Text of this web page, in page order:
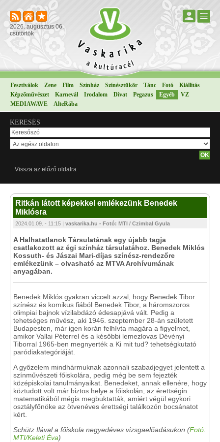
2026. augusztus 06.
csütörtök
Fesztiválok Zene Film Színház Színésztükör Tánc Fotó
Kiállítás
Képzőművészet
Karnevál Irodalom Divat Pegazus Egyéb
VZ
MEDIAWAVE
AlteRába
KERESÉS
Vissza az előző oldalra
Ritkán látott képekkel emlékezünk Benedek
Miklósra
2024.01.09. - 11:15 | vaskarika.hu - Fotó: MTI / Czimbal Gyula
A Halhatatlanok Társulatának egy újabb tagja
csatlakozott az égi színház társulatához. Benedek Miklós
Kossuth- és Jászai Mari-díjas színész-rendezőre
emlékezünk – olvasható az MTVA Archívumának
anyagában.
Benedek Miklós gyakran viccelt azzal, hogy Benedek Tibor
színész és komikus fiából Benedek Tibor, a háromszoros
olimpiai bajnok vízilabdázó édesapjává vált. Pedig a
tehetséges művész, aki 1946. szeptember 28-án született
Budapesten, már igen korán felhívta magára a figyelmet,
amikor Vallai Péterrel és a későbbi lemezlovas Dévényi
Tiborral 1965-ben megnyerték a Ki mit tud? tehetségkutató
paródiakategóriáját.
A győzelem mindhármuknak azonnali szabadjegyet jelentett a
színművészeti főiskolára, pedig még be sem fejezték
középiskolai tanulmányaikat. Benedeket, annak ellenére, hogy
köztudott volt már biztos helye a főiskolán, az érettségin
matematikából mégis megbuktatták, amiért végül egykori
osztályfőnöke az ötvenéves érettségi találkozón bocsánatot
kért.
Schütz Ilával a főiskola negyedéves vizsgaelőadásukon (Fotó:
MTI/Keleti Éva)